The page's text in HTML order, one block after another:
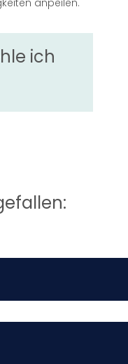
anpeilen.
ich